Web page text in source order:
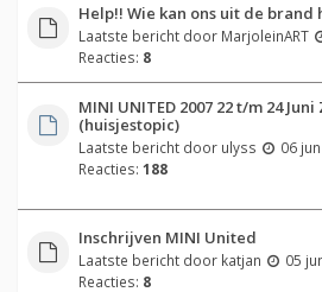
Help!! Wie kan ons uit de brand
Laatste bericht door MarjoleinART
Reacties: 8
MINI UNITED 2007 22 t/m 24 Juni
(huisjestopic)
Laatste bericht door ulyss
06
Reacties: 188
Inschrijven MINI United
Laatste bericht door katjan
05
Reacties: 8